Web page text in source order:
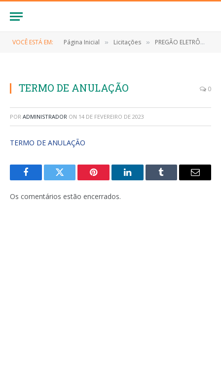
VOCÊ ESTÁ EM: Página Inicial » Licitações » PREGÃO ELETRÔNICO Nº 035/2022-SRP (CONTRATAÇÃO DE EMPRESA ESPECIALIZADA NA PRESTAÇÃO DE SERVIÇOS FUNERÁRIOS, COM FORNECIMENTO DE URNA FUNERÁRIA E SERVIÇO DE TRANSLADO)
TERMO DE ANULAÇÃO 0
POR ADMINISTRADOR ON 14 DE FEVEREIRO DE 2023
TERMO DE ANULAÇÃO
FacebookTwitter Pinterest LinkedInTumblr
E-
Os comentários estão encerrados.